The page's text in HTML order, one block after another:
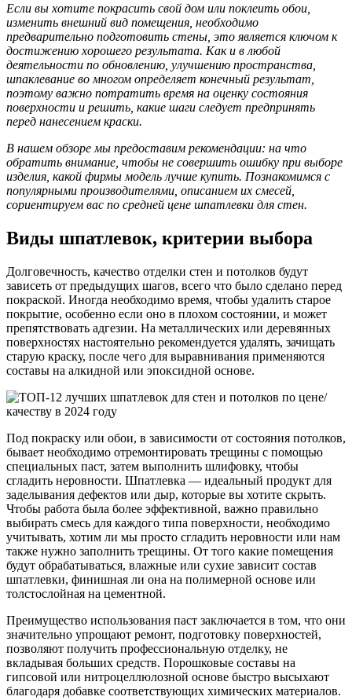
Если вы хотите покрасить свой дом или поклеить обои,
изменить внешний вид помещения, необходимо
предварительно подготовить стены, это является ключом к
достижению хорошего результата. Как и в любой
деятельности по обновлению, улучшению пространства,
шпаклевание во многом определяет конечный результат,
поэтому важно потратить время на оценку состояния
поверхности и решить, какие шаги следует предпринять
перед нанесением краски.
В нашем обзоре мы предоставим рекомендации: на что
обратить внимание, чтобы не совершить ошибку при выборе
изделия, какой фирмы модель лучше купить. Познакомимся с
популярными производителями, описанием их смесей,
сориентируем вас по средней цене шпатлевки для стен.
Виды шпатлевок, критерии выбора
Долговечность, качество отделки стен и потолков будут
зависеть от предыдущих шагов, всего что было сделано перед
покраской. Иногда необходимо время, чтобы удалить старое
покрытие, особенно если оно в плохом состоянии, и может
препятствовать адгезии. На металлических или деревянных
поверхностях настоятельно рекомендуется удалять, зачищать
старую краску, после чего для выравнивания применяются
составы на алкидной или эпоксидной основе.
Под покраску или обои, в зависимости от состояния потолков,
бывает необходимо отремонтировать трещины с помощью
специальных паст, затем выполнить шлифовку, чтобы
сгладить неровности. Шпатлевка — идеальный продукт для
заделывания дефектов или дыр, которые вы хотите скрыть.
Чтобы работа была более эффективной, важно правильно
выбирать смесь для каждого типа поверхности, необходимо
учитывать, хотим ли мы просто сгладить неровности или нам
также нужно заполнить трещины. От того какие помещения
будут обрабатываться, влажные или сухие зависит состав
шпатлевки, финишная ли она на полимерной основе или
толстослойная на цементной.
Преимущество использования паст заключается в том, что они
значительно упрощают ремонт, подготовку поверхностей,
позволяют получить профессиональную отделку, не
вкладывая больших средств. Порошковые составы на
гипсовой или нитроцеллюлозной основе быстро высыхают
благодаря добавке соответствующих химических материалов.